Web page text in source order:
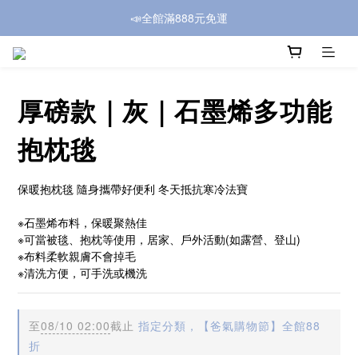
📣全館滿888元免運
厚磅款｜灰｜石墨烯多功能
抱枕毯
保暖抱枕毯 隨身攜帶好便利 冬天抵抗寒冷法寶
※石墨烯布料，保暖聚熱佳
※可當被毯、抱枕等使用，居家、戶外活動(如露營、登山)
※布料柔軟親膚不會掉毛
※清洗方便，可手洗或機洗
至08/10 02:00截止 指定分類，【爸氣購物節】全館88
折